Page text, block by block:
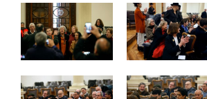
Zoom Zoom
Zoom Zoom